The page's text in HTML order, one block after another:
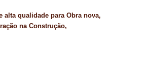
alta qualidade para Obra nova,
na Construção,